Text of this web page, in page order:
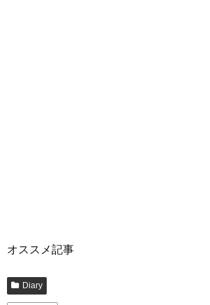
オススメ記事
Diary